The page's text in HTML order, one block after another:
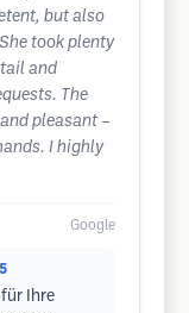
but also
took plenty
and
The
pleasant –
I highly
Google
Ihre